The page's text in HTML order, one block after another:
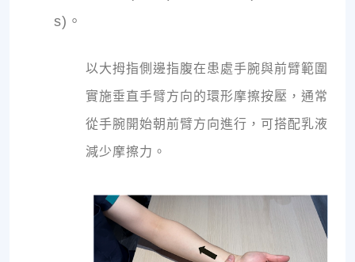
s)。
以大拇指側邊指腹在患處手腕與前臂範圍
實施垂直手臂方向的環形摩擦按壓，通常
從手腕開始朝前臂方向進行，可搭配乳液
減少摩擦力。